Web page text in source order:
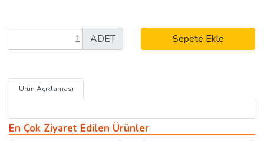
ADET Sepete Ekle
Ürün Açıklaması
En Çok Ziyaret Edilen Ürünler